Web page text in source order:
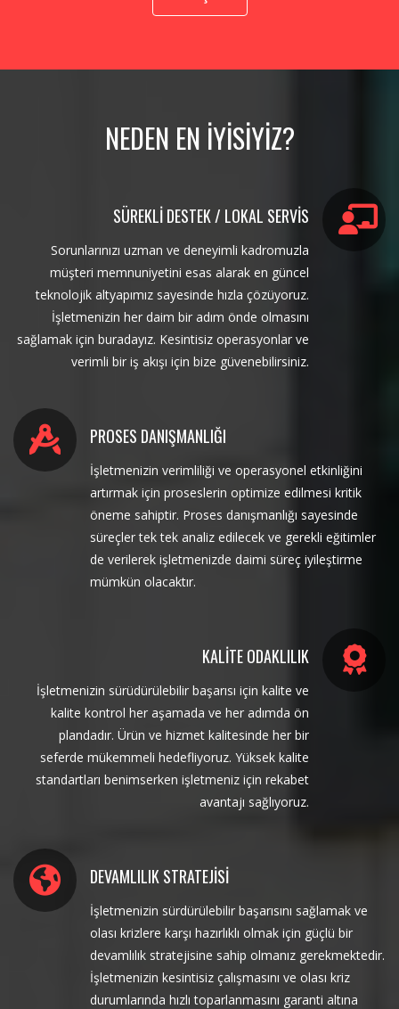
NEDEN EN İYİSİYİZ?
SÜREKLI DESTEK / LOKAL SERVIS
Sorunlarınızı uzman ve deneyimli kadromuzla
müşteri memnuniyetini esas alarak en güncel
teknolojik altyapımız sayesinde hızla çözüyoruz.
İşletmenizin her daim bir adım önde olmasını
sağlamak için buradayız. Kesintisiz operasyonlar ve
verimli bir iş akışı için bize güvenebilirsiniz.
PROSES DANIŞMANLIĞI
İşletmenizin verimliliği ve operasyonel etkinliğini
artırmak için proseslerin optimize edilmesi kritik
öneme sahiptir. Proses danışmanlığı sayesinde
süreçler tek tek analiz edilecek ve gerekli eğitimler
de verilerek işletmenizde daimi süreç iyileştirme
mümkün olacaktır.
KALITE ODAKLILIK
İşletmenizin sürüdürülebilir başarısı için kalite ve
kalite kontrol her aşamada ve her adımda ön
plandadır. Ürün ve hizmet kalitesinde her bir
seferde mükemmeli hedefliyoruz. Yüksek kalite
standartları benimserken işletmeniz için rekabet
avantajı sağlıyoruz.
DEVAMLILIK STRATEJISI
İşletmenizin sürdürülebilir başarısını sağlamak ve
olası krizlere karşı hazırlıklı olmak için güçlü bir
devamlılık stratejisine sahip olmanız gerekmektedir.
İşletmenizin kesintisiz çalışmasını ve olası kriz
durumlarında hızlı toparlanmasını garanti altına